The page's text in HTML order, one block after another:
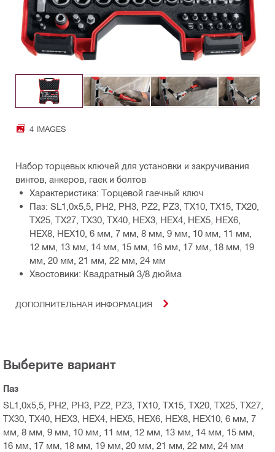
4 IMAGES
Набор торцевых ключей для установки и закручивания
винтов, анкеров, гаек и болтов
Характеристика: Торцевой гаечный ключ
Паз: SL1,0x5,5, PH2, PH3, PZ2, PZ3, TX10, TX15, TX20,
TX25, TX27, TX30, TX40, HEX3, HEX4, HEX5, HEX6,
HEX8, HEX10, 6 мм, 7 мм, 8 мм, 9 мм, 10 мм, 11 мм,
12 мм, 13 мм, 14 мм, 15 мм, 16 мм, 17 мм, 18 мм, 19
мм, 20 мм, 21 мм, 22 мм, 24 мм
Хвостовики: Квадратный 3/8 дюйма
ДОПОЛНИТЕЛЬНАЯ ИНФОРМАЦИЯ
Выберите вариант
Паз
SL1,0x5,5, PH2, PH3, PZ2, PZ3, TX10, TX15, TX20, TX25, TX27,
TX30, TX40, HEX3, HEX4, HEX5, HEX6, HEX8, HEX10, 6 мм, 7
мм, 8 мм, 9 мм, 10 мм, 11 мм, 12 мм, 13 мм, 14 мм, 15 мм,
16 мм, 17 мм, 18 мм, 19 мм, 20 мм, 21 мм, 22 мм, 24 мм